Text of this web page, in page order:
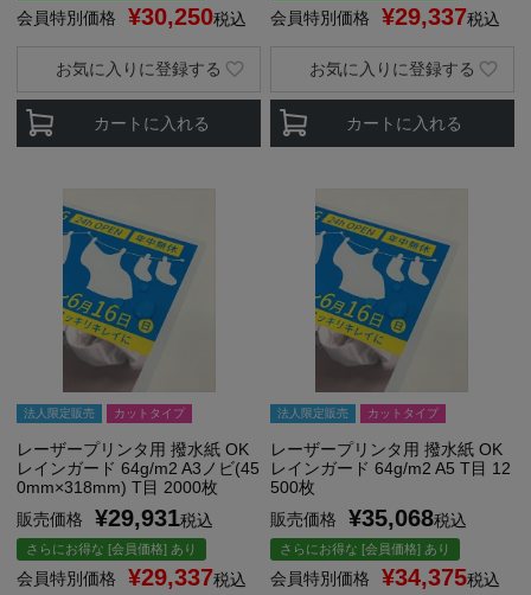
会員特別価格 ¥30,250税込
カートに入れる
お気に入りに登録する
会員特別価格 ¥29,337税込
カートに入れる
お気に入りに登録する
法人限定販売 カットタイプ
レーザープリンタ用 撥水紙 OK
レインガード 64g/m2 A3ノビ(45
0mm×318mm) T目 2000枚
販売価格
¥29,931税込
さらにお得な [会員価格] あり
会員特別価格 ¥29,337税込
法人限定販売 カットタイプ
レーザープリンタ用 撥水紙 OK
レインガード 64g/m2 A5 T目 12
500枚
販売価格
¥35,068税込
さらにお得な [会員価格] あり
会員特別価格 ¥34,375税込